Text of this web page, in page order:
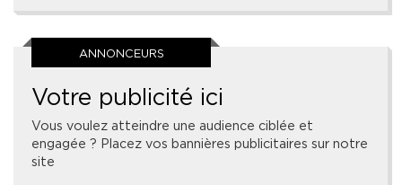
ANNONCEURS
Votre publicité ici
Vous voulez atteindre une audience ciblée et
engagée ? Placez vos bannières publicitaires sur notre
site